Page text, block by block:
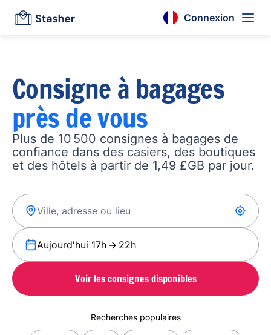
Connexion
Consigne à bagages
près de vous
Plus de 10 500 consignes à bagages de
confiance dans des casiers, des boutiques
et des hôtels à partir de 1,49 £GB par jour.
Aujourd'hui 17h 22h
Voir les consignes disponibles
Recherches populaires